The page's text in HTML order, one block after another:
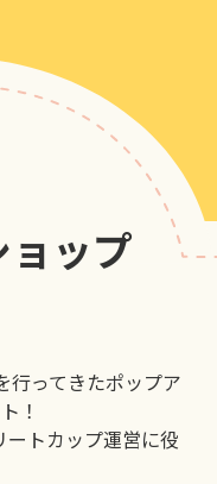
ップ
行ってきたポップア
！
トカップ運営に役